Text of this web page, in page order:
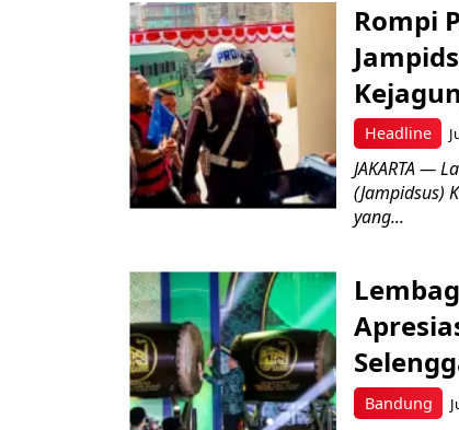
Headline
Rompi
JAKARTA —
(Jampidsus)
yang...
Bandung